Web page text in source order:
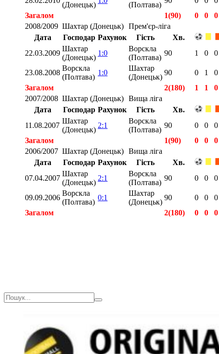
(Донецьк) (Полтава)
Загалом
1(90) 0 0
0
2008/2009 Шахтар (Донецьк) Прем'єр-ліга
Дата
Господар Рахунок Гість
Хв.
22.03.2009
Шахтар
(Донецьк)
1:0
Ворскла
(Полтава)
90 1 0 0
23.08.2008
Ворскла
(Полтава)
1:0
Шахтар
(Донецьк)
90 0 1
0
Загалом
2(180) 1 1
0
2007/2008 Шахтар (Донецьк) Вища ліга
Дата
Господар Рахунок Гість
Хв.
11.08.2007
Шахтар
(Донецьк)
2:1
Ворскла
(Полтава)
90 0 0
0
Загалом
1(90) 0 0
0
2006/2007 Шахтар (Донецьк) Вища ліга
Дата
Господар Рахунок Гість
Хв.
07.04.2007
Шахтар
(Донецьк)
2:1
Ворскла
(Полтава)
90 0 0 0
09.09.2006
Ворскла
(Полтава)
0:1
Шахтар
(Донецьк)
90 0 0
0
Загалом
2(180) 0 0
0